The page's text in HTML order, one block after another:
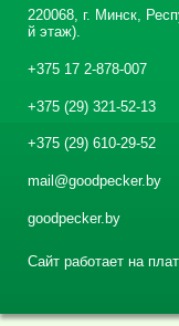
220068, г. Минск,
й этаж).
+375 17 2-878-007
+375 (29) 321-52-13
+375 (29) 610-29-52
mail@goodpecker.by
goodpecker.by
Сайт работает на